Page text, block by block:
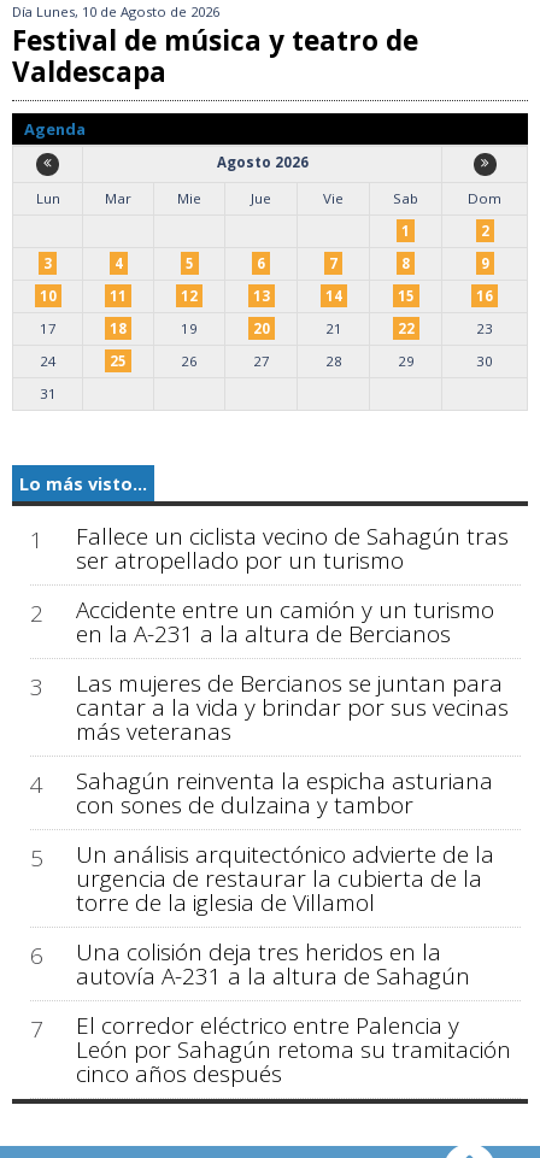
Día Lunes, 10 de Agosto de 2026
Festival de música y teatro de
Valdescapa
Agenda
Agosto 2026
Lun
Mar Mie Jue Vie Sab
Dom
1
2
3
4 5 6 7 8
9
10
11 12 13 14 15
16
17
18 19 20 21 22
23
24
25 26 27 28 29
30
31
Lo más visto...
1 Fallece un ciclista vecino de Sahagún tras
ser atropellado por un turismo
2
Accidente entre un camión y un turismo
en la A-231 a la altura de Bercianos
3
Las mujeres de Bercianos se juntan para
cantar a la vida y brindar por sus vecinas
más veteranas
4
Sahagún reinventa la espicha asturiana
con sones de dulzaina y tambor
5
Un análisis arquitectónico advierte de la
urgencia de restaurar la cubierta de la
torre de la iglesia de Villamol
6
Una colisión deja tres heridos en la
autovía A-231 a la altura de Sahagún
7
El corredor eléctrico entre Palencia y
León por Sahagún retoma su tramitación
cinco años después